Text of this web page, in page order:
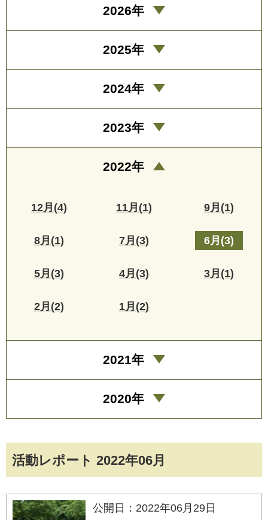
活動レポート 2022年06月
公開日：2022年06月29日
2026年
2025年
2024年
2023年
2022年
12月(4) 11月(1) 9月(1)
8月(1) 7月(3) 6月(3)
5月(3) 4月(3) 3月(1)
2月(2) 1月(2)
2021年
2020年